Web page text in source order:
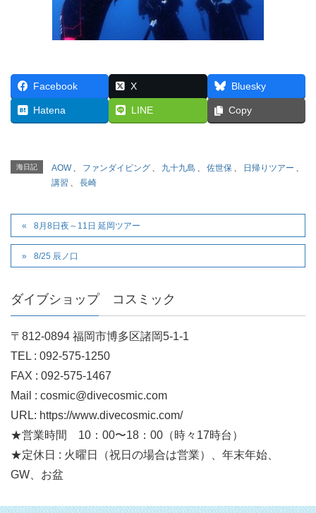
Facebook X Bluesky
Hatena LINE Copy
海日記 AOW 、 ファンダイビング 、 九十九島 、 佐世保 、 日帰りツアー 、
講習 、 長崎
8月8日夜～11日 延岡ツアー
8/25 辰ノ口
ダイブショップ コスミック
〒812-0894 福岡市博多区諸岡5-1-1
TEL : 092-575-1250
FAX : 092-575-1467
Mail : cosmic@divecosmic.com
URL: https://www.divecosmic.com/
★営業時間 10：00〜18：00（時々17時台）
★定休日 : 火曜日（祝日の場合は営業）、年末年始、
GW、お盆